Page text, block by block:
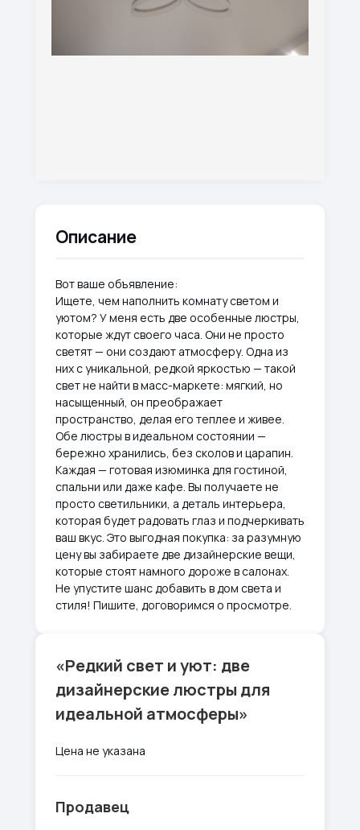
Описание
Вот ваше объявление:
Ищете, чем наполнить комнату светом и
уютом? У меня есть две особенные люстры,
которые ждут своего часа. Они не просто
светят — они создают атмосферу. Одна из
них с уникальной, редкой яркостью — такой
свет не найти в масс-маркете: мягкий, но
насыщенный, он преображает
пространство, делая его теплее и живее.
Обе люстры в идеальном состоянии —
бережно хранились, без сколов и царапин.
Каждая — готовая изюминка для гостиной,
спальни или даже кафе. Вы получаете не
просто светильники, а деталь интерьера,
которая будет радовать глаз и подчеркивать
ваш вкус. Это выгодная покупка: за разумную
цену вы забираете две дизайнерские вещи,
которые стоят намного дороже в салонах.
Не упустите шанс добавить в дом света и
стиля! Пишите, договоримся о просмотре.
«Редкий свет и уют: две
дизайнерские люстры для
идеальной атмосферы»
Цена не указана
Продавец